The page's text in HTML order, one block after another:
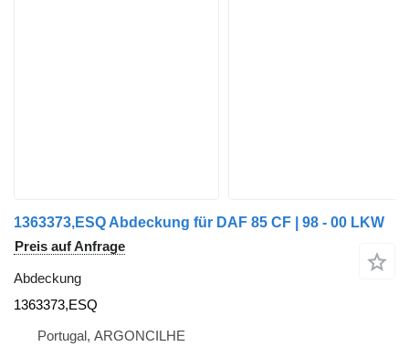
1363373,ESQ Abdeckung für DAF 85 CF | 98 - 00 LKW
Preis auf Anfrage
Abdeckung
1363373,ESQ
Portugal, ARGONCILHE